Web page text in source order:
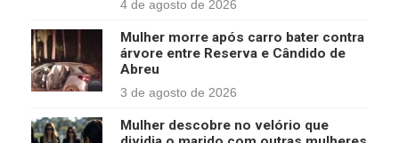
4 de agosto de 2026
Mulher morre após carro bater contra
árvore entre Reserva e Cândido de
Abreu
3 de agosto de 2026
Mulher descobre no velório que